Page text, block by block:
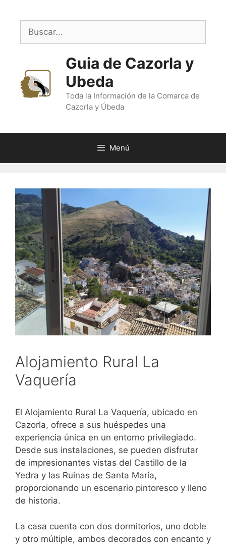
contenido
Buscar:
Guia de Cazorla y
Ubeda
Toda la Información de la Comarca de
Cazorla y Úbeda
Menú
Alojamiento Rural La
Vaquería
El Alojamiento Rural La Vaquería, ubicado en
Cazorla, ofrece a sus huéspedes una
experiencia única en un entorno privilegiado.
Desde sus instalaciones, se pueden disfrutar
de impresionantes vistas del Castillo de la
Yedra y las Ruinas de Santa María,
proporcionando un escenario pintoresco y lleno
de historia.
La casa cuenta con dos dormitorios, uno doble
y otro múltiple, ambos decorados con encanto y